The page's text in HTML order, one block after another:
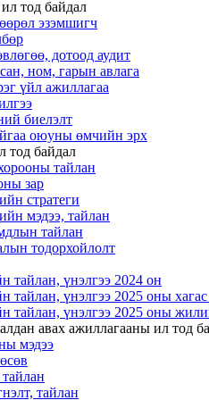
тод байдал
эзэмшигч
дотоод аудит
ном, гарын авлага
үйл ажиллагаа
биелэлт
оюуны өмчийн эрх
тод байдал
тайлан
зар
стратеги
мэдээ, тайлан
тайлан
тодорхойлолт
тайлан, үнэлгээ 2024 он
тайлан, үнэлгээ 2025 оны
тайлан, үнэлгээ 2025 оны
авах ажиллагааны ил тод
мэдээ
тайлан